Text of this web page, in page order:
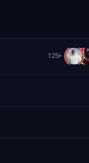
c
+125